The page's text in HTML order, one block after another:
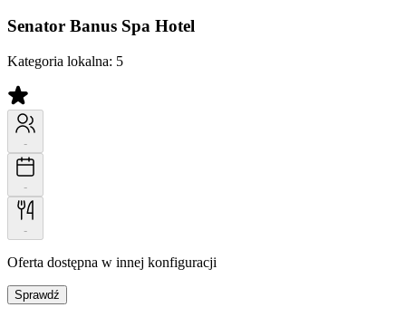
Senator Banus Spa Hotel
Kategoria lokalna: 5
-
-
-
Oferta dostępna w innej konfiguracji
Sprawdź